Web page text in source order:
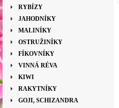
RYBÍZY
JAHODNÍKY
MALINÍKY
OSTRUŽINÍKY
FÍKOVNÍKY
VINNÁ RÉVA
KIWI
RAKYTNÍKY
GOJI, SCHIZANDRA